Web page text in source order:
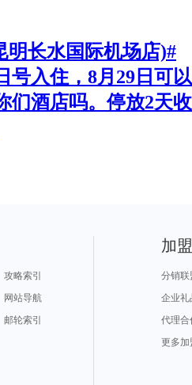
明长水国际机场店)#
号入住，8月29日可以
们酒店吗。停放2天收
攻略索引
网站导航
邮轮索引
加
分销联
企业礼
代理合
更多加